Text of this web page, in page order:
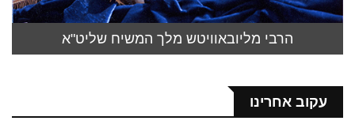
הרבי מליובאוויטש מלך המשיח שליט"א
עקוב אחרינו